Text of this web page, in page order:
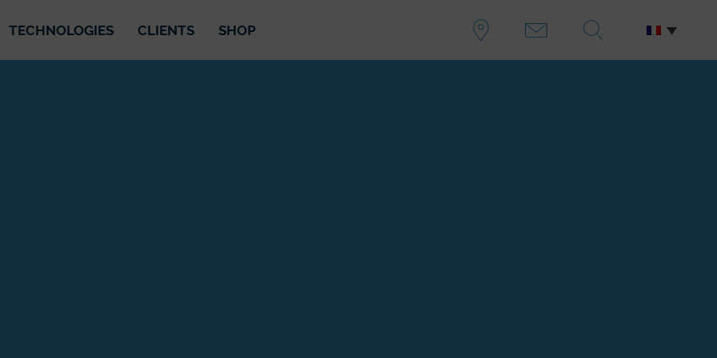
TECHNOLOGIES CLIENTS SHOP